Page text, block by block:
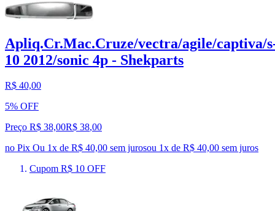
Apliq.Cr.Mac.Cruze/vectra/agile/captiva/
10 2012/sonic 4p - Shekparts
R$ 40,00
5% OFF
Preço R$ 38,00R$ 38,00
no Pix Ou 1x de R$ 40,00 sem jurosou 1x de R$ 40,00 sem juros
Cupom R$ 10 OFF